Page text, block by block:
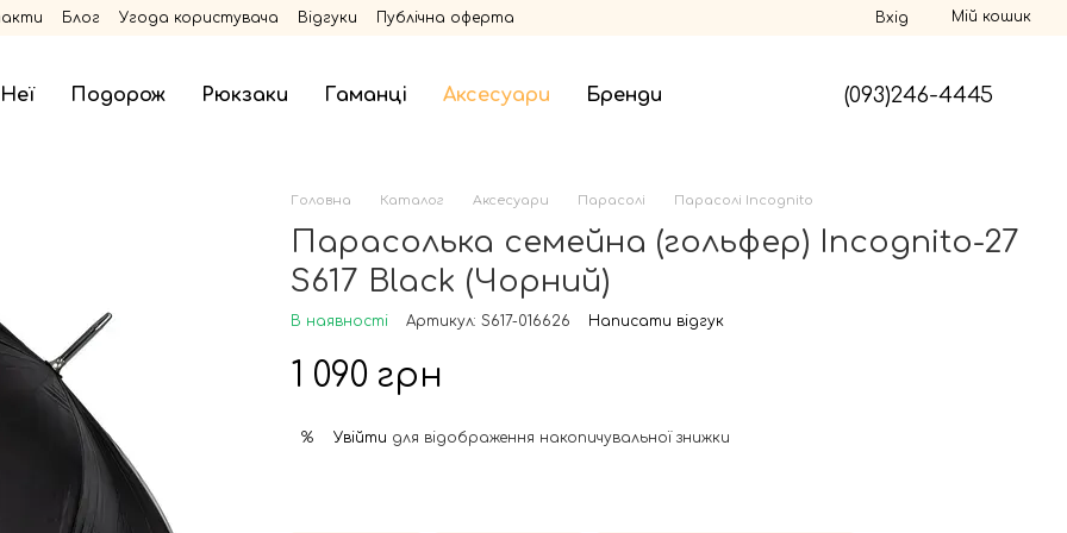
Блог Угода користувача Відгуки Публічна оферта Вхід Мій кошик
Подорож Рюкзаки Гаманці Аксесуари Бренди (093)246-4445
Головна Каталог Аксесуари Парасолі Парасолі Incognito
Парасолька семейна (гольфер) Incognito-27
S617 Black (Чорний)
В наявності Артикул: S617-016626 Написати відгук
1 090 грн
% Увійти для відображення накопичувальної знижки